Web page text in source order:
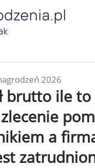
2026
brutto ile
a